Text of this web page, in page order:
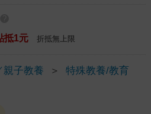
抵1元 折抵無上限
親子教養 ＞
特殊教養/教育